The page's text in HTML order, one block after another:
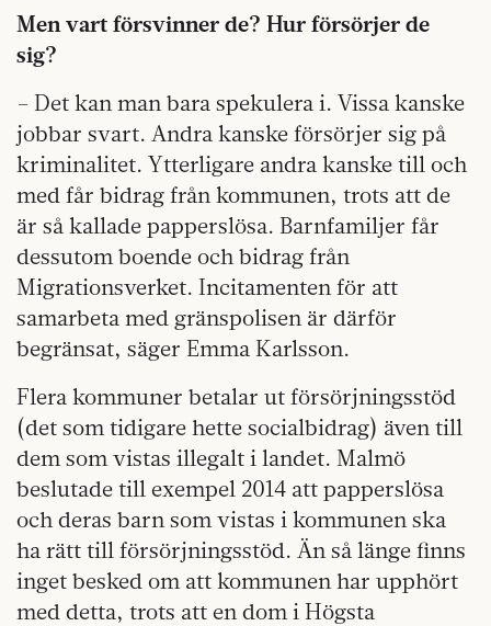
Men vart försvinner de? Hur försörjer de
sig?
– Det kan man bara spekulera i. Vissa kanske
jobbar svart. Andra kanske försörjer sig på
kriminalitet. Ytterligare andra kanske till och
med får bidrag från kommunen, trots att de
är så kallade papperslösa. Barnfamiljer får
dessutom boende och bidrag från
Migrationsverket. Incitamenten för att
samarbeta med gränspolisen är därför
begränsat, säger Emma Karlsson.
Flera kommuner betalar ut försörjningsstöd
(det som tidigare hette socialbidrag) även till
dem som vistas illegalt i landet. Malmö
beslutade till exempel 2014 att papperslösa
och deras barn som vistas i kommunen ska
ha rätt till försörjningsstöd. Än så länge finns
inget besked om att kommunen har upphört
med detta, trots att en dom i Högsta